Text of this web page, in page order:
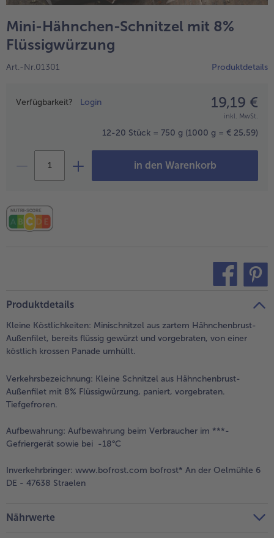
alle Küchenutensilien
Kuchen & Torten
alle bofrost*free
High Protein
alle Pflanzliche Alternativprodukte
Heißluftfritteuse
Mini-Hähnchen-Schnitzel mit 8%
Flüssigwürzung
Art.-Nr.01301 Produktdetails
Preisangabe
Verfügbarkeit? Login 19,19 €
inkl. MwSt.
12-20 Stück = 750 g (1000 g = € 25,59)
in den Warenkorb
Produktdetails
Kleine Köstlichkeiten: Minischnitzel aus zartem Hähnchenbrust-
Außenfilet, bereits flüssig gewürzt und vorgebraten, von einer
köstlich krossen Panade umhüllt.
Verkehrsbezeichnung: Kleine Schnitzel aus Hähnchenbrust-
Außenfilet mit 8% Flüssigwürzung, paniert, vorgebraten.
Tiefgefroren.
Aufbewahrung: Aufbewahrung beim Verbraucher im ***-
Gefriergerät sowie bei -18°C
Inverkehrbringer: www.bofrost.com bofrost* An der Oelmühle 6
DE - 47638 Straelen
Nährwerte